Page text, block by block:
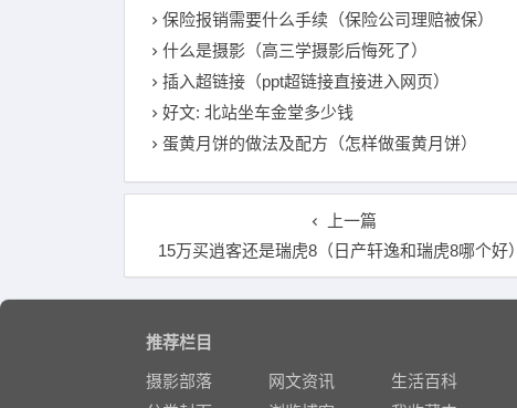
保险报销需要什么手续（保险公司理赔被保）
什么是摄影（高三学摄影后悔死了）
插入超链接（ppt超链接直接进入网页）
好文: 北站坐车金堂多少钱
蛋黄月饼的做法及配方（怎样做蛋黄月饼）
上一篇
15万买逍客还是瑞虎8（日产轩逸和瑞虎8哪个好）
推荐栏目
摄影部落 网文资讯
生活百科